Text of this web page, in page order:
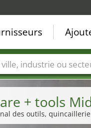
+ tools
des outils,
Secteurs de foire